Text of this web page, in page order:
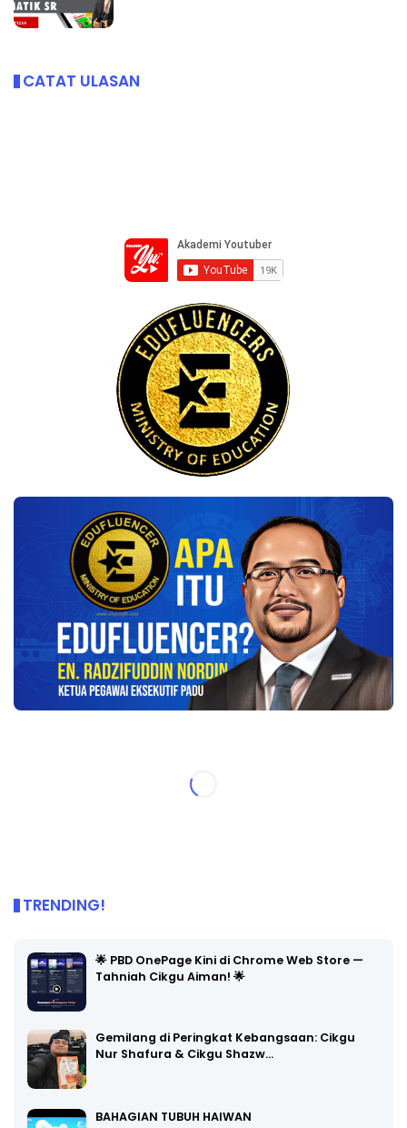
CATAT ULASAN
TRENDING!
🌟 PBD OnePage Kini di Chrome Web Store —
Tahniah Cikgu Aiman! 🌟
Gemilang di Peringkat Kebangsaan: Cikgu
Nur Shafura & Cikgu Shazw…
BAHAGIAN TUBUH HAIWAN